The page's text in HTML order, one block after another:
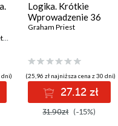
dni)
Logika. Krótkie
Wprowadzenie 36
Graham Priest
(25,96 zł najniższa cena z 30 dni)
27.12 zł
31.90zł (-15%)